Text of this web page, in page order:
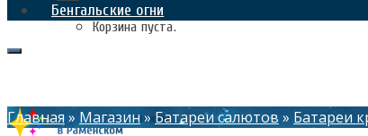
Корзина пуста.
Бенгальские огни
Главная» Магазин » Батареи салютов » Батареи